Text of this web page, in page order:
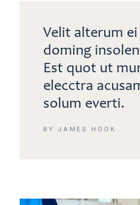
Velit alterum
doming
Est quot ut
elecctra
solum everti.
BY JAMES HOOK